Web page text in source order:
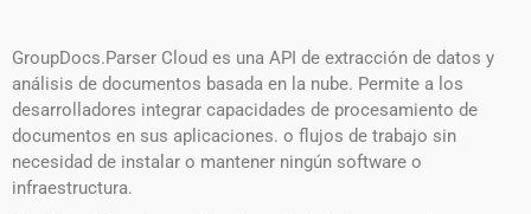
GroupDocs.Parser Cloud es una API de extracción de datos y
análisis de documentos basada en la nube. Permite a los
desarrolladores integrar capacidades de procesamiento de
documentos en sus aplicaciones. o flujos de trabajo sin
necesidad de instalar o mantener ningún software o
infraestructura.